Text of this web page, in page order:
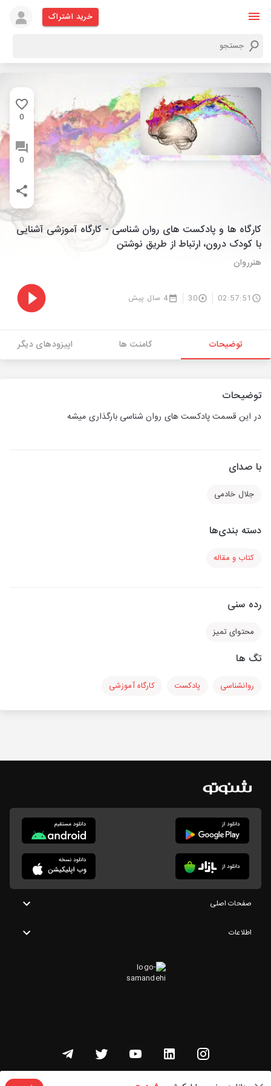
خرید اشتراک
0
0
کارگاه ها و پادکست های روان شناسی - کارگاه آموزشی آشنایی
با کودک درون، ارتباط از طریق نوشتن
هنرروان
02:57:51
30 4 سال پیش
توضیحات کامنت ها اپیزودهای دیگر
توضیحات
در این قسمت پادکست های روان شناسی بارگذاری میشه
با صدای
جلال خادمی
دسته بندی‌ها
کتاب و مقاله
رده سنی
محتوای تمیز
تگ ها
روانشناسی پادکست کارگاه آموزشی
صفحات اصلی
اطلاعات
تمامی حقوق این وبسایت متعلق به شنوتو است